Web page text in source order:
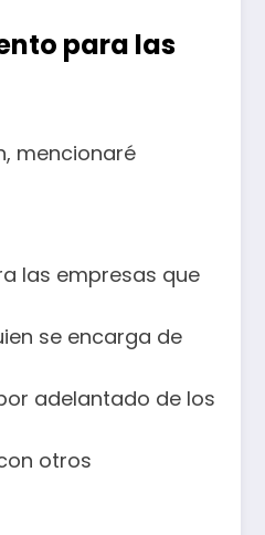
para las
mencionaré
las empresas que
se encarga de
adelantado de los
otros